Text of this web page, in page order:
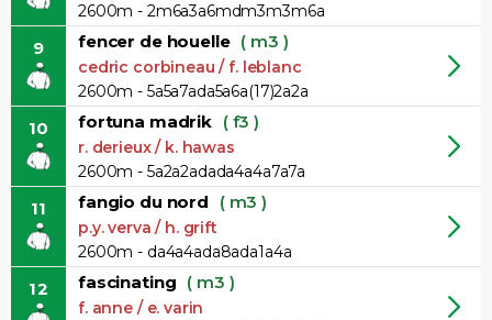
2600m - 2m6a3a6mdm3m3m6a
9 fencer de houelle ( m3 )
cedric corbineau / f. leblanc
2600m - 5a5a7ada5a6a(17)2a2a
10 fortuna madrik ( f3 )
r. derieux / k. hawas
2600m - 5a2a2adada4a4a7a7a
11 fangio du nord ( m3 )
p.y. verva / h. grift
2600m - da4a4ada8ada1a4a
12 fascinating ( m3 )
f. anne / e. varin